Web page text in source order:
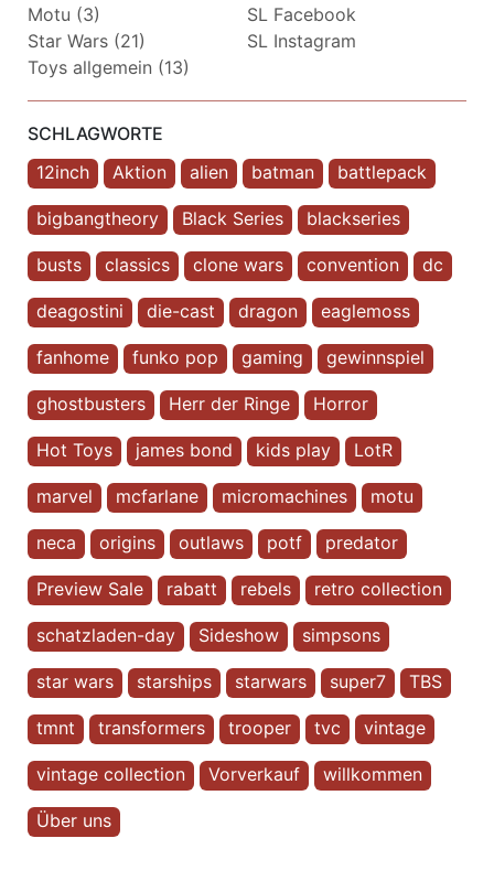
Motu (3)
Star Wars (21)
Toys allgemein (13)
SL Facebook
SL Instagram
SCHLAGWORTE
12inch
Aktion alien batman battlepack
bigbangtheory Black Series blackseries
busts classics clone wars convention dc
deagostini die-cast dragon eaglemoss
fanhome funko pop gaming gewinnspiel
ghostbusters Herr der Ringe Horror
Hot Toys james bond kids play LotR
marvel mcfarlane micromachines motu
neca origins outlaws potf predator
Preview Sale rabatt rebels retro collection
schatzladen-day Sideshow simpsons
star wars starships starwars super7 TBS
tmnt transformers trooper tvc vintage
vintage collection Vorverkauf willkommen
Über uns